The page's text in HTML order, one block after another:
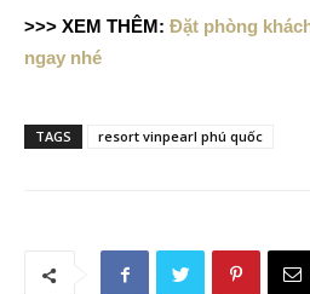
>>> XEM THÊM: Đặt phòng
ngay nhé
TAGS resort vinpearl phú quốc